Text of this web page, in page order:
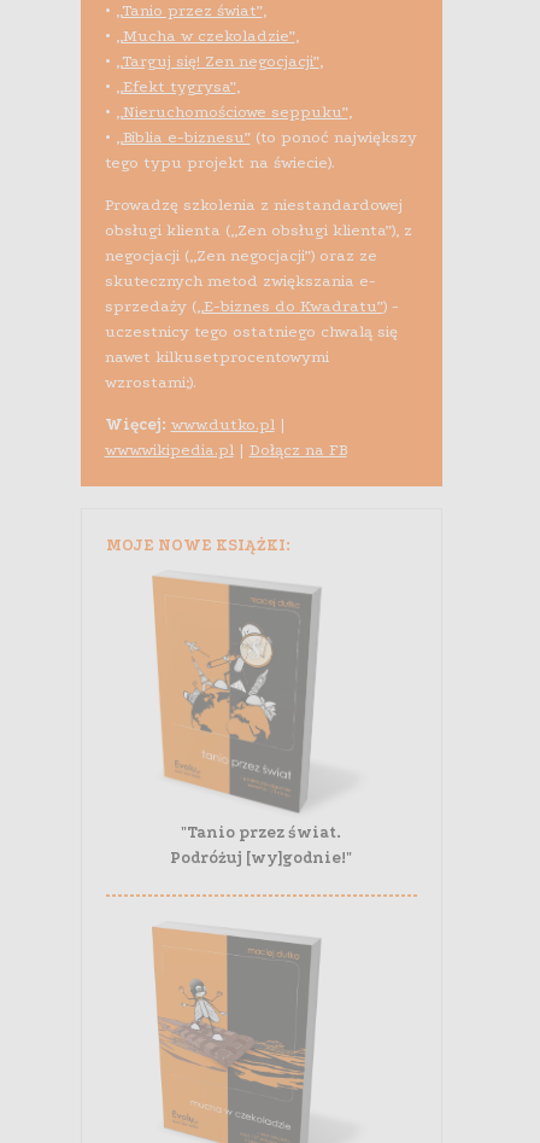
• „Tanio przez świat”,
• „Mucha w czekoladzie”,
• „Targuj się! Zen negocjacji”,
• „Efekt tygrysa”,
• „Nieruchomościowe seppuku”,
• „Biblia e-biznesu”(to ponoć największy
tego typu projekt na świecie).
Prowadzę szkolenia z niestandardowej
obsługi klienta („Zen obsługi klienta”), z
negocjacji („Zen negocjacji”) oraz ze
skutecznych metod zwiększania e-
sprzedaży („E-biznes do Kwadratu”) -
uczestnicy tego ostatniego chwalą się
nawet kilkusetprocentowymi
wzrostami;).
Więcej: www.dutko.pl|
www.wikipedia.pl| Dołącz na FB
MOJE NOWE KSIĄŻKI:
"Tanio przez świat.
Podróżuj [wy]godnie!"